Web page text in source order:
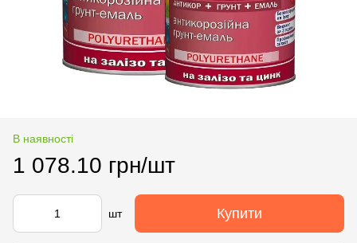
В наявності
1 078.10 грн/шт
шт Купити